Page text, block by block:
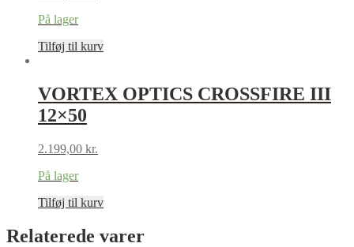
På lager
Tilføj til kurv
VORTEX OPTICS CROSSFIRE III
12×50
2.199,00 kr.
På lager
Tilføj til kurv
Relaterede varer